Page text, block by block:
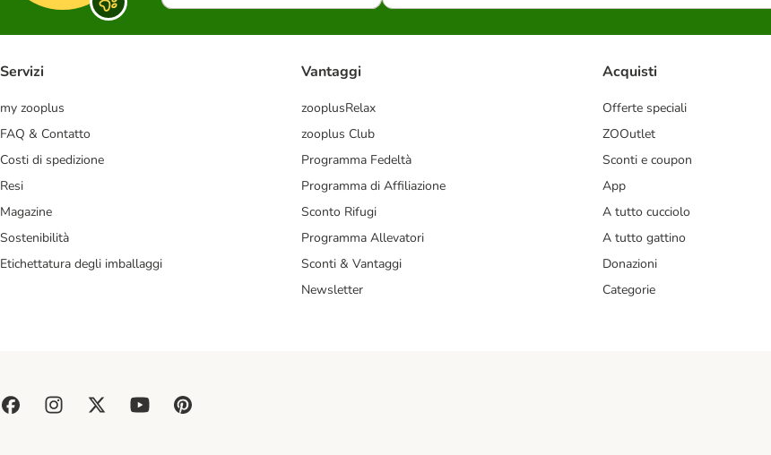
Servizi
my zooplus
FAQ & Contatto
Costi di spedizione
Resi
Magazine
Sostenibilità
Etichettatura degli imballaggi
Vantaggi
zooplusRelax
zooplus Club
Programma Fedeltà
Programma di Affiliazione
Sconto Rifugi
Programma Allevatori
Sconti & Vantaggi
Newsletter
Acquisti
Offerte speciali
ZOOutlet
Sconti e coupon
App
A tutto cucciolo
A tutto gattino
Donazioni
Categorie